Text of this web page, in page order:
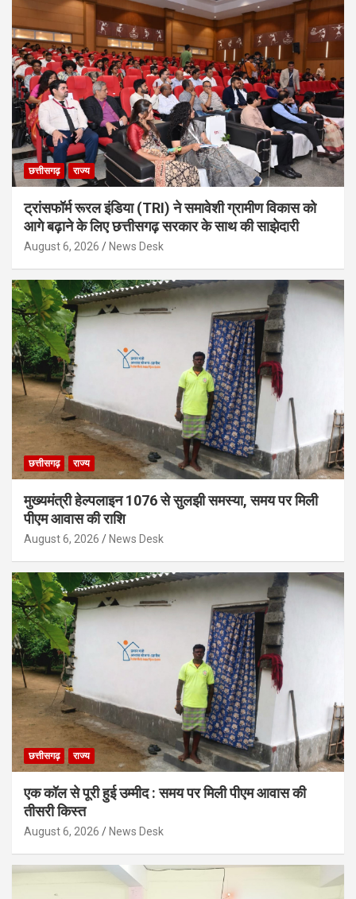
छत्तीसगढ़ राज्य
ट्रांसफॉर्म रूरल इंडिया (TRI) ने समावेशी ग्रामीण विकास को
आगे बढ़ाने के लिए छत्तीसगढ़ सरकार के साथ की साझेदारी
August 6, 2026 News Desk
छत्तीसगढ़ राज्य
मुख्यमंत्री हेल्पलाइन 1076 से सुलझी समस्या, समय पर मिली
पीएम आवास की राशि
August 6, 2026 News Desk
छत्तीसगढ़ राज्य
एक कॉल से पूरी हुई उम्मीद : समय पर मिली पीएम आवास की
तीसरी किस्त
August 6, 2026 News Desk